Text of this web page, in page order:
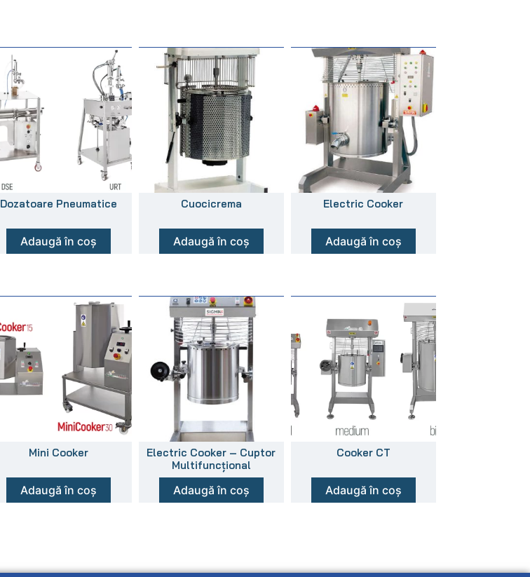
Dozatoare Pneumatice
Adaugă în coș
Cuocicrema
Adaugă în coș
Electric Cooker
Adaugă în coș
Mini Cooker
Adaugă în coș
Electric Cooker – Cuptor
Multifuncţional
Adaugă în coș
Cooker CT
Adaugă în coș